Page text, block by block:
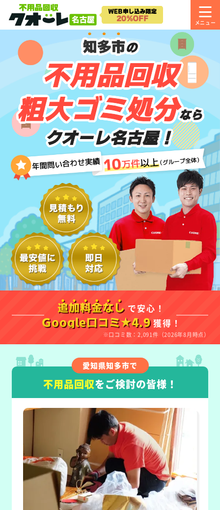
知多市の
不用品回収
粗大ゴミ処分なら
クオーレ名古屋！
追加料金なし で安心！
Google口コミ★4.9 獲得！
※口コミ数：2,091件（2026年8月時点）
愛知県知多市で
不用品回収をご検討の皆様！